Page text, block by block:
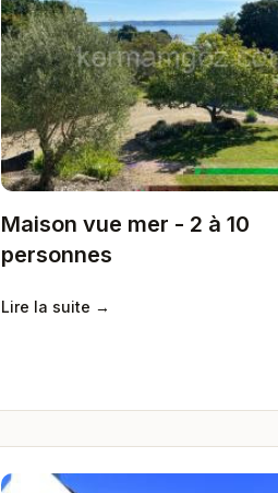
Maison vue mer - 2 à 10
personnes
Lire la suite →